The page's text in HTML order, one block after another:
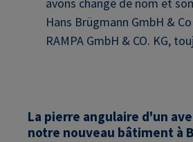
Hans Brügmann GmbH &
RAMPA GmbH & CO. KG,
La pierre angulaire d'un
notre nouveau bâtiment à